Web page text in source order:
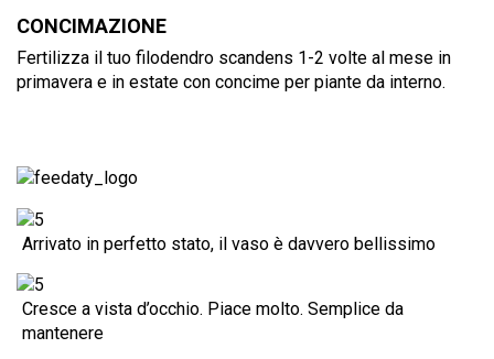
CONCIMAZIONE
Fertilizza il tuo filodendro scandens 1-2 volte al mese in
primavera e in estate con concime per piante da interno.
Arrivato in perfetto stato, il vaso è davvero bellissimo
Cresce a vista d’occhio. Piace molto. Semplice da
mantenere